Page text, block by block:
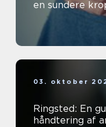
en sundere
03. oktober
Ringsted: En
håndtering af